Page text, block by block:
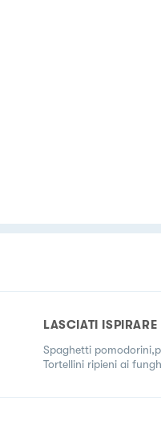
LASCIATI ISPIRARE
Spaghetti
Tortellini ripieni ai